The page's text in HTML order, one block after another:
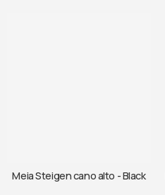
Meia Steigen cano alto - Black